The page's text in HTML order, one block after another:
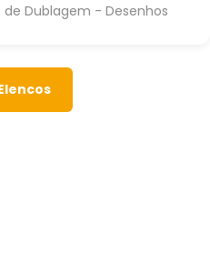
de Dublagem - Desenhos